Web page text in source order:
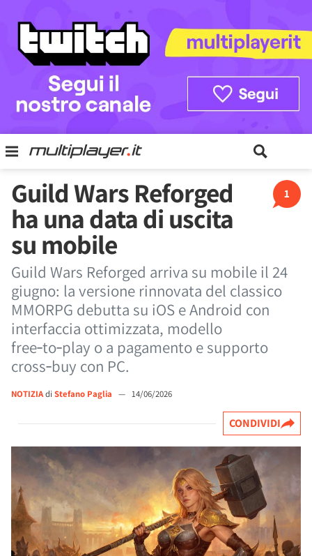
1
Guild Wars Reforged
ha una data di uscita
su mobile
Guild Wars Reforged arriva su mobile il 24
giugno: la versione rinnovata del classico
MMORPG debutta su iOS e Android con
interfaccia ottimizzata, modello
free‑to‑play o a pagamento e supporto
cross‑buy con PC.
NOTIZIAdi Stefano Paglia — 14/06/2026
CONDIVIDI